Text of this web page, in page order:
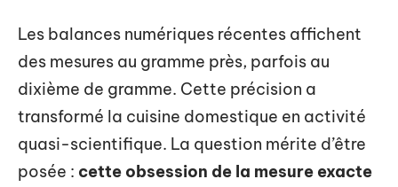
Les balances numériques récentes affichent
des mesures au gramme près, parfois au
dixième de gramme. Cette précision a
transformé la cuisine domestique en activité
quasi-scientifique. La question mérite d’être
posée : cette obsession de la mesure exacte